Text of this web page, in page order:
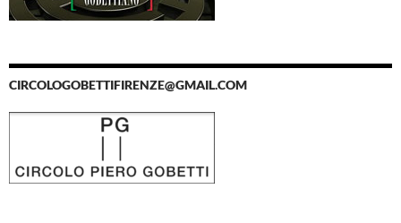
CIRCOLOGOBETTIFIRENZE@GMAIL.COM